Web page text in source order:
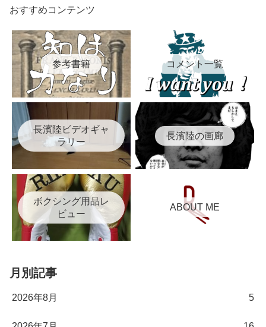
おすすめコンテンツ
参考書籍 コメント一覧
長濱陸ビデオギャ
ラリー
長濱陸の画廊
ボクシング用品レ
ビュー
ABOUT ME
月別記事
2026年8月 5